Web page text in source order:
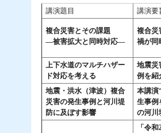
講演題目 講演要
複合災害とその課題
―被害拡大と同時対応―
複合災
禍が同
上下水道のマルチハザー
ド対応を考える​
地震災
例を紹
地震・洪水（津波）複合
災害の発生事例と河川堤
防に及ぼす影響​
本講演
生事例
の河川
「令